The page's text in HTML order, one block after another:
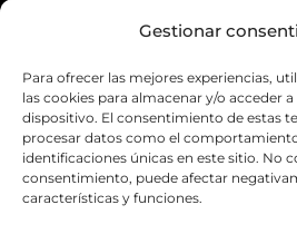
Gestionar
Para ofrecer las mejores experiencias,
las cookies para almacenar y/o acceder
dispositivo. El consentimiento de estas
procesar datos como el
identificaciones únicas en este sitio. No
consentimiento, puede afectar
características y funciones.
Tienda
Ofertas
Aviso de privacidad
Política de tratamiento de